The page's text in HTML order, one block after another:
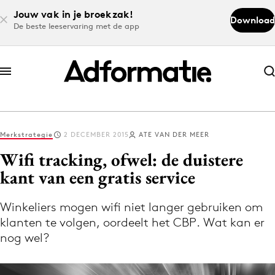
Jouw vak in je broekzak!
De beste leeservaring met de app
Download
Abonneer nu
Abonneer nu
Log in
Download de app
Volg het laatste nieuws via de Adformatie
Nieuws app
Merkstrategie 2 DECEMBER 2015 ATE VAN DER MEER
Wifi tracking, ofwel: de duistere
kant van een gratis service
Winkeliers mogen wifi niet langer gebruiken om
klanten te volgen, oordeelt het CBP. Wat kan er
nog wel?